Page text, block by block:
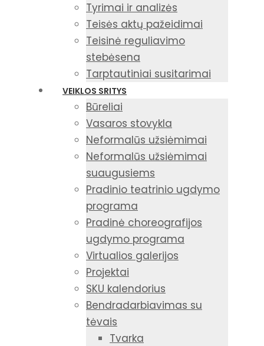
Tyrimai ir analizės
Teisės aktų pažeidimai
Teisinė reguliavimo
stebėsena
Tarptautiniai susitarimai
VEIKLOS SRITYS
Būreliai
Vasaros stovykla
Neformalūs užsiėmimai
Neformalūs užsiėmimai
suaugusiems
Pradinio teatrinio ugdymo
programa
Pradinė choreografijos
ugdymo programa
Virtualios galerijos
Projektai
SKU kalendorius
Bendradarbiavimas su
tėvais
Tvarka